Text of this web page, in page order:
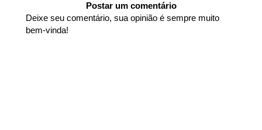
Postar um comentário
Deixe seu comentário, sua opinião é sempre muito
bem-vinda!